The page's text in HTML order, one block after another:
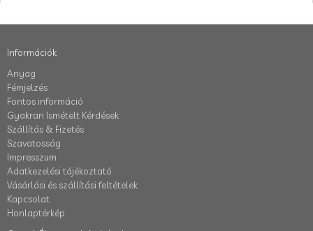
Információk
Anyag
Fémjelzés
Fontos információ
Gyakran Ismételt Kérdések
Szállítás & Fizetés
Szavatosság
Impresszum
Adatkezelési tájékoztató
Vásárlási és szállítási feltételek
Kapcsolat
Honlaptérkép